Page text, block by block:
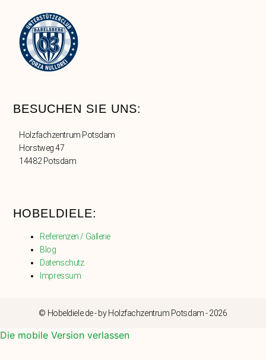
BESUCHEN SIE UNS:
Holzfachzentrum Potsdam
Horstweg 47
14482 Potsdam
HOBELDIELE:
Referenzen / Gallerie
Blog
Datenschutz
Impressum
© Hobeldiele.de - by Holzfachzentrum Potsdam - 2026
Die mobile Version verlassen